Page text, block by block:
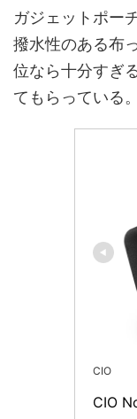
ガジェットポー
撥水性のある布
位なら十分すぎ
てもらっている。
CIO
CIO